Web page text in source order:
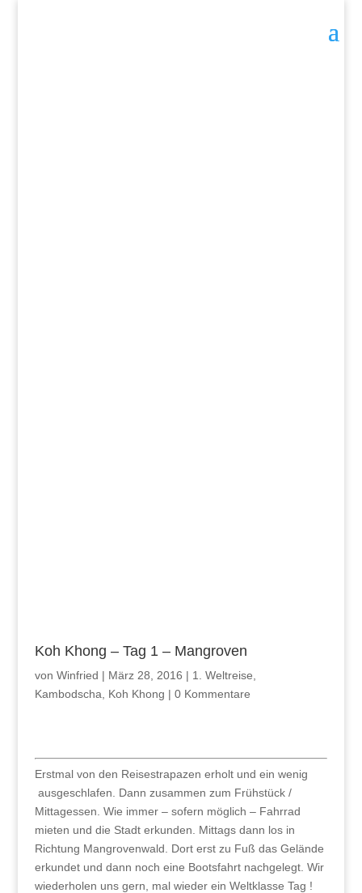
Koh Khong – Tag 1 – Mangroven
von Winfried | März 28, 2016 | 1. Weltreise
Kambodscha
Koh Khong | 0 Kommentare
Erstmal von den Reisestrapazen erholt und ein wenig
ausgeschlafen. Dann zusammen zum Frühstück /
Mittagessen. Wie immer – sofern möglich – Fahrrad
mieten und die Stadt erkunden. Mittags dann los in
Richtung Mangrovenwald. Dort erst zu Fuß das Gelände
erkundet und dann noch eine Bootsfahrt nachgelegt. Wir
wiederholen uns gern, mal wieder ein Weltklasse Tag !